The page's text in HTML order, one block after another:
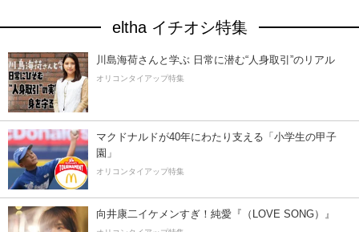
eltha イチオシ特集
川島海荷さんと学ぶ 日常に潜む“人身取引”のリアル
オリコンタイアップ特集
マクドナルドが40年にわたり支える「小学生の甲子
園」
オリコンタイアップ特集
向井康二イケメンすぎ！純愛『（LOVE SONG）』